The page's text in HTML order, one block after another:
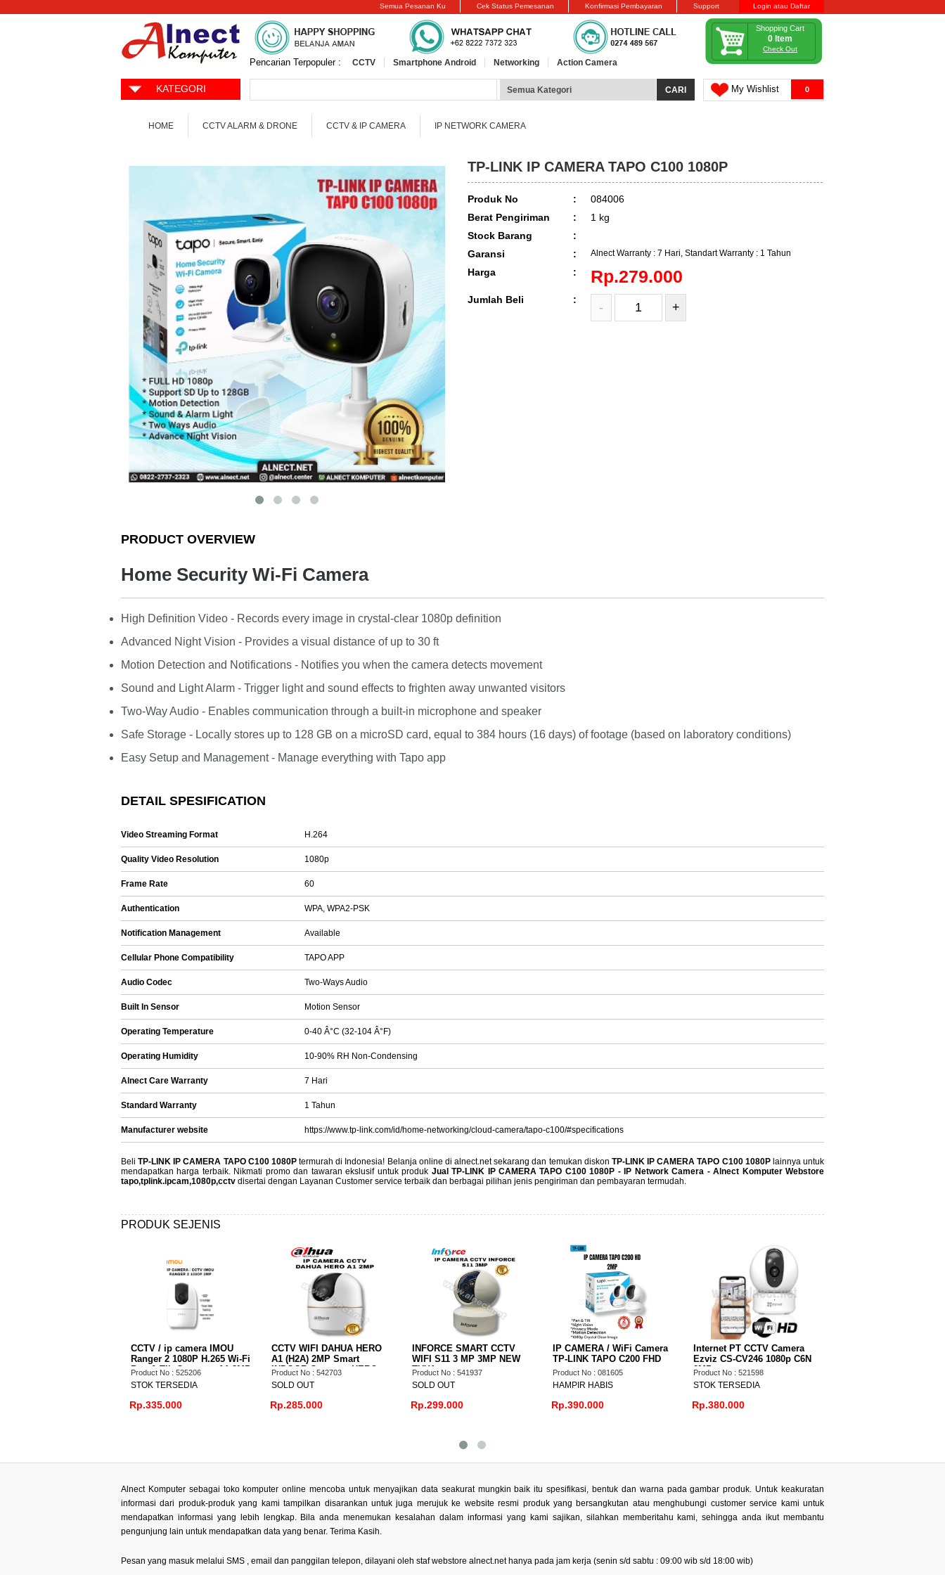
Semua Pesanan Ku Cek Status Pemesanan Konfirmasi Pembayaran Support Login atau Daftar
Pencarian Terpopuler : CCTV Smartphone Android Networking Action Camera
Shopping Cart
0 Item
Check Out
KATEGORI My Wishlist 0
HOME CCTV ALARM & DRONE CCTV & IP CAMERA IP NETWORK CAMERA
TP-LINK IP CAMERA TAPO C100 1080P
Produk No :
084006
Berat Pengiriman
:
1 kg
Stock Barang
:
Garansi
: Alnect Warranty : 7 Hari, Standart Warranty : 1 Tahun
Harga : Rp.279.000
Jumlah Beli :
- +
PRODUCT OVERVIEW
Home Security Wi-Fi Camera
High Definition Video - Records every image in crystal-clear 1080p definition
Advanced Night Vision - Provides a visual distance of up to 30 ft
Motion Detection and Notifications - Notifies you when the camera detects movement
Sound and Light Alarm - Trigger light and sound effects to frighten away unwanted visitors
Two-Way Audio - Enables communication through a built-in microphone and speaker
Safe Storage - Locally stores up to 128 GB on a microSD card, equal to 384 hours (16 days) of footage (based on laboratory conditions)
Easy Setup and Management - Manage everything with Tapo app
DETAIL SPESIFICATION
Video Streaming Format H.264
Quality Video Resolution 1080p
Frame Rate 60
Authentication WPA, WPA2-PSK
Notification Management Available
Cellular Phone Compatibility TAPO APP
Audio Codec Two-Ways Audio
Built In Sensor Motion Sensor
Operating Temperature 0-40 Â°C (32-104 Â°F)
Operating Humidity 10-90% RH Non-Condensing
Alnect Care Warranty 7 Hari
Standard Warranty 1 Tahun
Manufacturer website https://www.tp-link.com/id/home-networking/cloud-camera/tapo-c100/#specifications
BeliTP-LINK IP CAMERA TAPO C100 1080Ptermurah di Indonesia! Belanja online di alnect.net sekarang dan temukan diskon TP-LINK IP CAMERA TAPO C100 1080Plainnya untuk
mendapatkan harga terbaik. Nikmati promo dan tawaran ekslusif untuk produk Jual TP-LINK IP CAMERA TAPO C100 1080P - IP Network Camera - Alnect Komputer Webstore
tapo,tplink.ipcam,1080p,cctv disertai dengan Layanan Customer service terbaik dan berbagai pilihan jenis pengiriman dan pembayaran termudah.
PRODUK SEJENIS
Rp.335.000
CCTV / ip camera IMOU
Ranger 2 1080P H.265 Wi-Fi
Pan & Tilt Camera - A1 3MP
Product No : 525206
STOK TERSEDIA
Rp.285.000
CCTV WIFI DAHUA HERO
A1 (H2A) 2MP Smart
INDOOR Camera - HERO
2MP Only
Product No : 542703
SOLD OUT
Rp.299.000
INFORCE SMART CCTV
WIFI S11 3 MP 3MP NEW
TUYA
Product No : 541937
SOLD OUT
Rp.390.000
IP CAMERA / WiFi Camera
TP-LINK TAPO C200 FHD
Product No : 081605
HAMPIR HABIS
Rp.380.000
Internet PT CCTV Camera
Ezviz CS-CV246 1080p C6N
2MP
Product No : 521598
STOK TERSEDIA
Alnect Komputer sebagai toko komputer online mencoba untuk menyajikan data seakurat mungkin baik itu spesifikasi, bentuk dan warna pada gambar produk. Untuk keakuratan
informasi dari produk-produk yang kami tampilkan disarankan untuk juga merujuk ke website resmi produk yang bersangkutan atau menghubungi customer service kami untuk
mendapatkan informasi yang lebih lengkap. Bila anda menemukan kesalahan dalam informasi yang kami sajikan, silahkan memberitahu kami, sehingga anda ikut membantu
pengunjung lain untuk mendapatkan data yang benar. Terima Kasih.
Pesan yang masuk melalui SMS , email dan panggilan telepon, dilayani oleh staf webstore alnect.net hanya pada jam kerja (senin s/d sabtu : 09:00 wib s/d 18:00 wib)